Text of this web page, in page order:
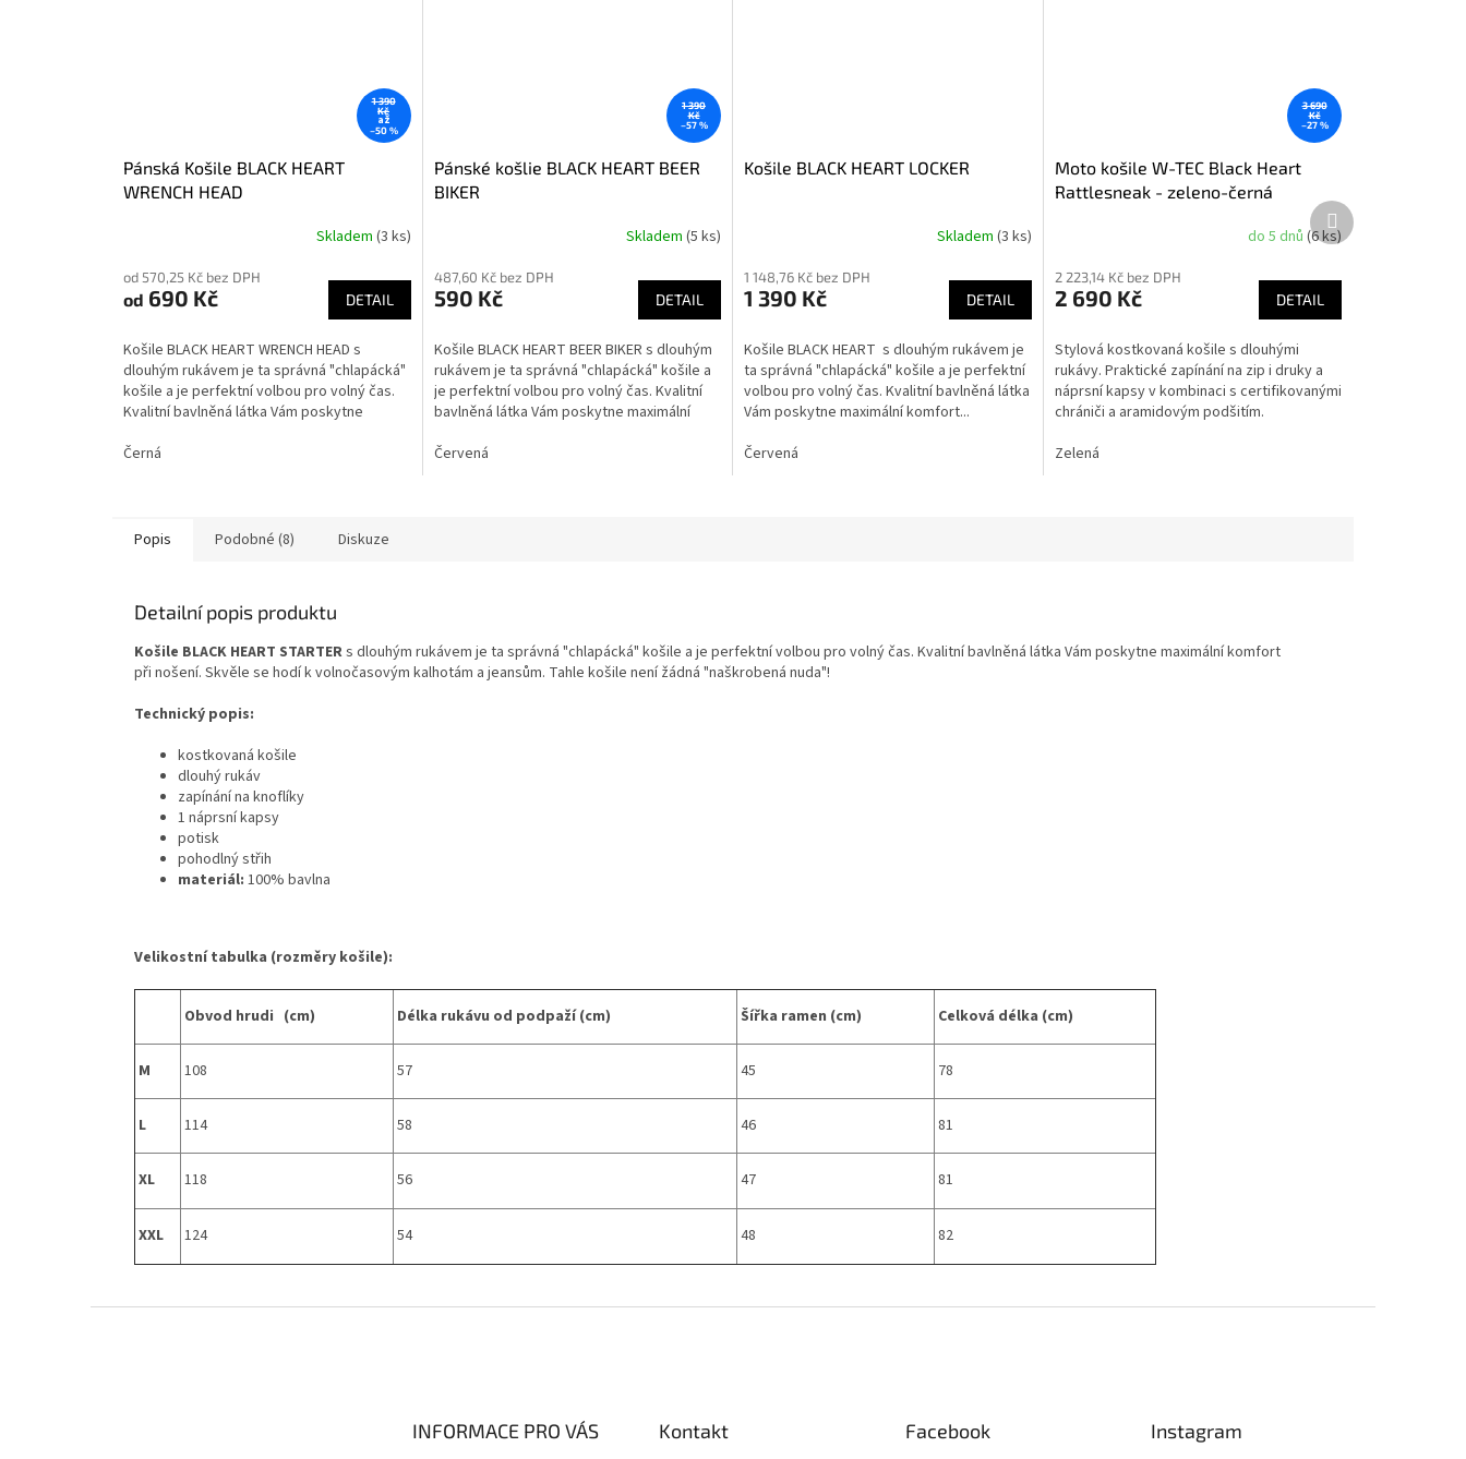
1 390
Kč
až
–50 %
Pánská Košile BLACK HEART
WRENCH HEAD
Skladem (3 ks)
od 570,25 Kč bez DPH
od 690 Kč DETAIL
Košile BLACK HEART WRENCH HEAD s
dlouhým rukávem je ta správná "chlapácká"
košile a je perfektní volbou pro volný čas.
Kvalitní bavlněná látka Vám poskytne
Černá
1 390
Kč
–57 %
Pánské košlie BLACK HEART BEER
BIKER
Skladem (5 ks)
487,60 Kč bez DPH
590 Kč DETAIL
Košile BLACK HEART BEER BIKER s dlouhým
rukávem je ta správná "chlapácká" košile a
je perfektní volbou pro volný čas. Kvalitní
bavlněná látka Vám poskytne maximální
Červená
Košile BLACK HEART LOCKER
Skladem (3 ks)
1 148,76 Kč bez DPH
1 390 Kč DETAIL
Košile BLACK HEART s dlouhým rukávem je
ta správná "chlapácká" košile a je perfektní
volbou pro volný čas. Kvalitní bavlněná látka
Vám poskytne maximální komfort...
Červená
3 690
Kč
–27 %
Moto košile W-TEC Black Heart
Rattlesneak - zeleno-černá
produktu
je
z
5
hvězdiček.
do 5 dnů(6 ks)
2 223,14 Kč bez DPH
2 690 Kč DETAIL
Stylová kostkovaná košile s dlouhými
rukávy. Praktické zapínání na zip i druky a
náprsní kapsy v kombinaci s certifikovanými
chrániči a aramidovým podšitím.
Zelená
Další
produkt
Popis Podobné (8) Diskuze
Detailní popis produktu
Košile BLACK HEART STARTERs dlouhým rukávem je ta správná "chlapácká" košile a je perfektní volbou pro volný čas. Kvalitní bavlněná látka Vám poskytne maximální komfort
při nošení. Skvěle se hodí k volnočasovým kalhotám a jeansům. Tahle košile není žádná "naškrobená nuda"!
Technický popis:
kostkovaná košile
dlouhý rukáv
zapínání na knoflíky
1 náprsní kapsy
potisk
pohodlný střih
materiál: 100% bavlna
Velikostní tabulka (rozměry košile):
Obvod hrudi (cm) Délka rukávu od podpaží (cm) Šířka ramen (cm) Celková délka (cm)
M 108 57 45 78
L 114 58 46 81
XL 118 56 47 81
XXL 124 54 48 82
INFORMACE PRO VÁS Kontakt Facebook Instagram